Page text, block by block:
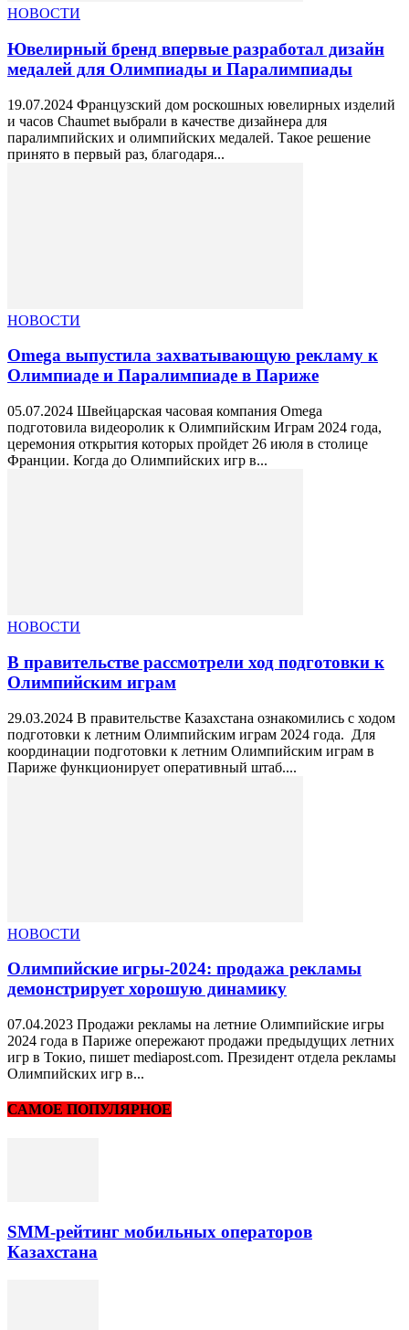
НОВОСТИ
Ювелирный бренд впервые разработал дизайн
медалей для Олимпиады и Паралимпиады
19.07.2024 Французский дом роскошных ювелирных изделий
и часов Chaumet выбрали в качестве дизайнера для
паралимпийских и олимпийских медалей. Такое решение
принято в первый раз, благодаря...
НОВОСТИ
Omega выпустила захватывающую рекламу к
Олимпиаде и Паралимпиаде в Париже
05.07.2024 Швейцарская часовая компания Omega
подготовила видеоролик к Олимпийским Играм 2024 года,
церемония открытия которых пройдет 26 июля в столице
Франции. Когда до Олимпийских игр в...
НОВОСТИ
В правительстве рассмотрели ход подготовки к
Олимпийским играм
29.03.2024 В правительстве Казахстана ознакомились с ходом
подготовки к летним Олимпийским играм 2024 года. Для
координации подготовки к летним Олимпийским играм в
Париже функционирует оперативный штаб....
НОВОСТИ
Олимпийские игры-2024: продажа рекламы
демонстрирует хорошую динамику
07.04.2023 Продажи рекламы на летние Олимпийские игры
2024 года в Париже опережают продажи предыдущих летних
игр в Токио, пишет mediapost.com. Президент отдела рекламы
Олимпийских игр в...
САМОЕ ПОПУЛЯРНОЕ
SMM-рейтинг мобильных операторов
Казахстана